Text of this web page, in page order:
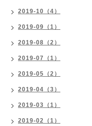
2019-10（4）
2019-09（1）
2019-08（2）
2019-07（1）
2019-05（2）
2019-04（3）
2019-03（1）
2019-02（1）